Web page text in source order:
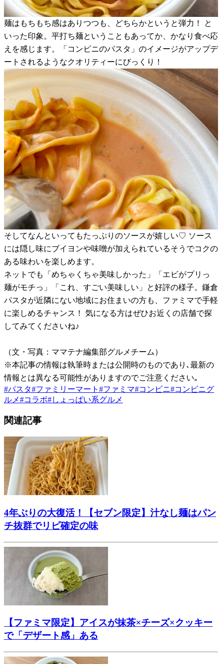
麺はもちもち感はありつつも、どちらかというと弾力！ と
いった印象。平打ち麺ということもあってか、かなり食べ応
えを感じます。「コンビニのパスタ」のイメージがアップデ
ートされるようなクオリティーにびっくり！
そしてなんといってもたっぷりのソースが嬉しい♡ ソース
には隠し味にブイヨンや味噌が加えられているそうでコクの
ある味わいを楽しめます。
ネットでも「めちゃくちゃ美味しかった」「エビがプリっ
麺がモチっ」「これ、すごい美味しい」と好評の様子。鎌倉
パスタが近隣にない地域にお住まいの方も、ファミマで手軽
に楽しめるチャンス！ 気になる方はぜひお近くの店舗で探
してみてくださいね♪
（文・写真：ママテナ編集部グルメチーム）
※本記事の情報は執筆時または公開時のものであり､最新の
情報とは異なる可能性がありますのでご注意ください｡
#パスタ#ファミリーマート #ファミマ#コンビニ#コンビニグ
ルメ#コラボ#しょっぱい系グルメ
関連記事
4年ぶりの大復活！【セブン限定】汁なし麺はパン
チ抜群でリピ確定の味
【ファミマ限定】アイスが抹茶×チーズ×クッキー
で「デザート感」ある